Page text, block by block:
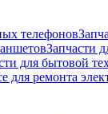
телефонов
для бытовой
для ремонта